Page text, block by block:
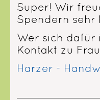
Super! Wir
Spendern sehr
Wer sich dafür
Kontakt zu
Harzer -